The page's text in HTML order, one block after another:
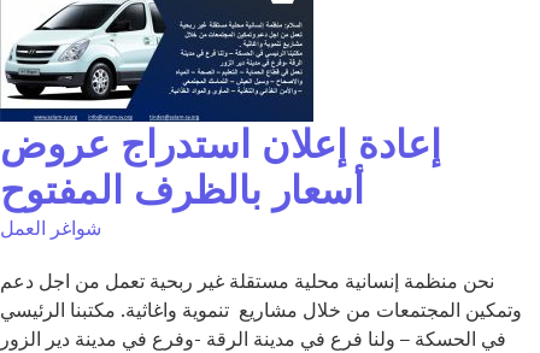
إعادة إعلان استدراج عروض
أسعار بالظرف المفتوح
شواغر العمل
نحن منظمة إنسانية محلية مستقلة غير ربحية تعمل من اجل دعم
وتمكين المجتمعات من خلال مشاريع تنموية واغاثية. مكتبنا الرئيسي
في الحسكة – ولنا فرع في مدينة الرقة -وفرع في مدينة دير الزور